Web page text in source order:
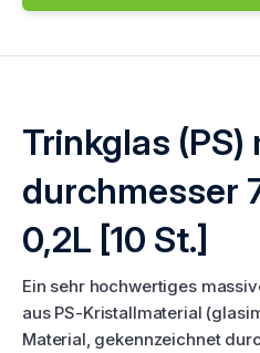
Trinkglas (PS)
durchmesser
0,2L [10 St.]
Ein sehr hochwertiges
aus PS-Kristallmaterial
Material, gekennzeichnet